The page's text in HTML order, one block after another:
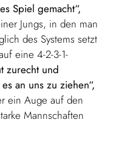
Spiel gemacht“,
Jungs, in den man
des Systems setzt
eine 4-2-3-1-
zurecht und
an uns zu ziehen“,
ein Auge auf den
Mannschaften